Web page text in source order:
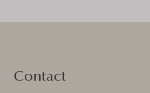
Contact